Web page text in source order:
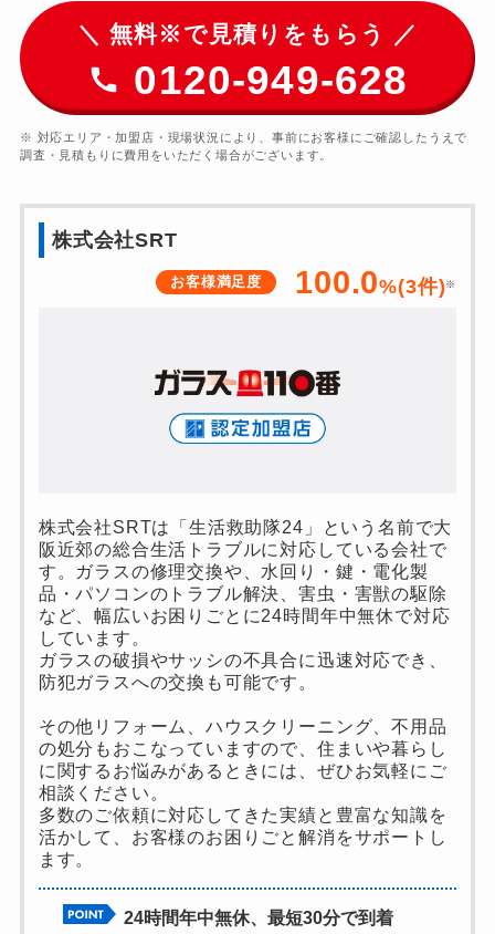
＼ 無料※で見積りをもらう ／
0120-949-628
※ 対応エリア・加盟店・現場状況により、事前にお客様にご確認したうえで
調査・見積もりに費用をいただく場合がございます。
株式会社SRT
お客様満足度 100.0%(3件) ※
株式会社SRTは「生活救助隊24」という名前で大
阪近郊の総合生活トラブルに対応している会社で
す。ガラスの修理交換や、水回り・鍵・電化製
品・パソコンのトラブル解決、害虫・害獣の駆除
など、幅広いお困りごとに24時間年中無休で対応
しています。
ガラスの破損やサッシの不具合に迅速対応でき、
防犯ガラスへの交換も可能です。
その他リフォーム、ハウスクリーニング、不用品
の処分もおこなっていますので、住まいや暮らし
に関するお悩みがあるときには、ぜひお気軽にご
相談ください。
多数のご依頼に対応してきた実績と豊富な知識を
活かして、お客様のお困りごと解消をサポートし
ます。
24時間年中無休、最短30分で到着